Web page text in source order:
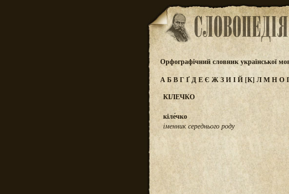
Орфографічний словник української
АБВГҐДЕЄ ЖЗИІЙ [К] ЛМНО
КІЛЕЧКО
кіле́чко
іменник середнього роду